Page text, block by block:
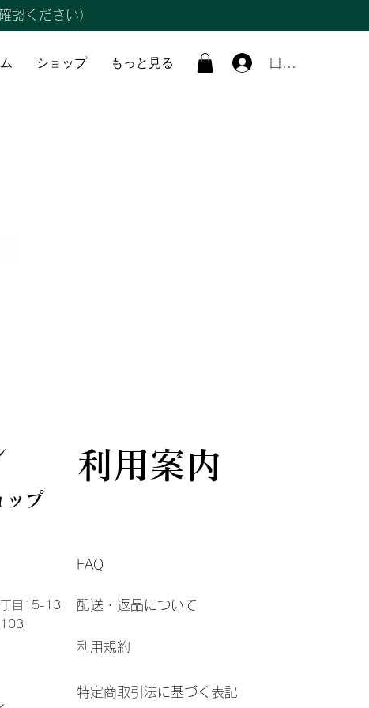
認ください）
ショップ もっと見る ログイン
ップ
利用案内
丁目15-13
FAQ
配送・返品について
利用規約
特定商取引法に基づく表記